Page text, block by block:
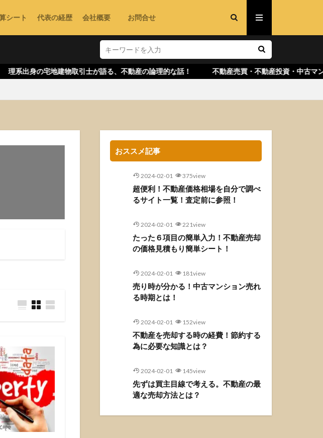
シート 代表の経歴 会社概要 お問合せ
身の宅地建物取引士が語る、不動産の論理的な話！ 不動産売買・不動産投資・中古マンション・
おススメ記事
2024-02-01 375view
超便利！不動産価格相場を自分で調べ
るサイト一覧！査定前に参照！
2024-02-01 221view
たった６項目の簡単入力！不動産売却
の価格見積もり簡単シート！
2024-02-01 181view
売り時が分かる！中古マンション売れ
る時期とは！
2024-02-01 152view
不動産を売却する時の経費！節約する
為に必要な知識とは？
2024-02-01 145view
先ずは買主目線で考える。不動産の最
適な売却方法とは？